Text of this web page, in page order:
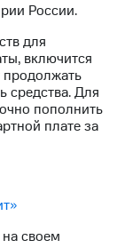
России.
для
включится
продолжать
средства. Для
пополнить
плате за
своем